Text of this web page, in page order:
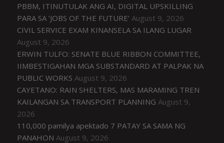
PBBM, ITINUTULAK ANG AI, DIGITAL UPSKILLING
PARA SA ‘JOBS OF THE FUTURE’ August 9, 2026
CIVIL SERVICE EXAM KINANSELA SA ILANG LUGAR
August 9, 2026
ERWIN TULFO: SENATE BLUE RIBBON COMMITTEE,
IIMBESTIGAHAN MGA SUBSTANDARD AT PALPAK NA
PUBLIC WORKS August 9, 2026
CAYETANO: RAIN SHELTERS, MAS MARAMING TREN
KAILANGAN SA TRANSPORT PLANNING August 9,
2026
110,000 pamilya apektado 7 PATAY SA SAMA NG
PANAHON August 9, 2026